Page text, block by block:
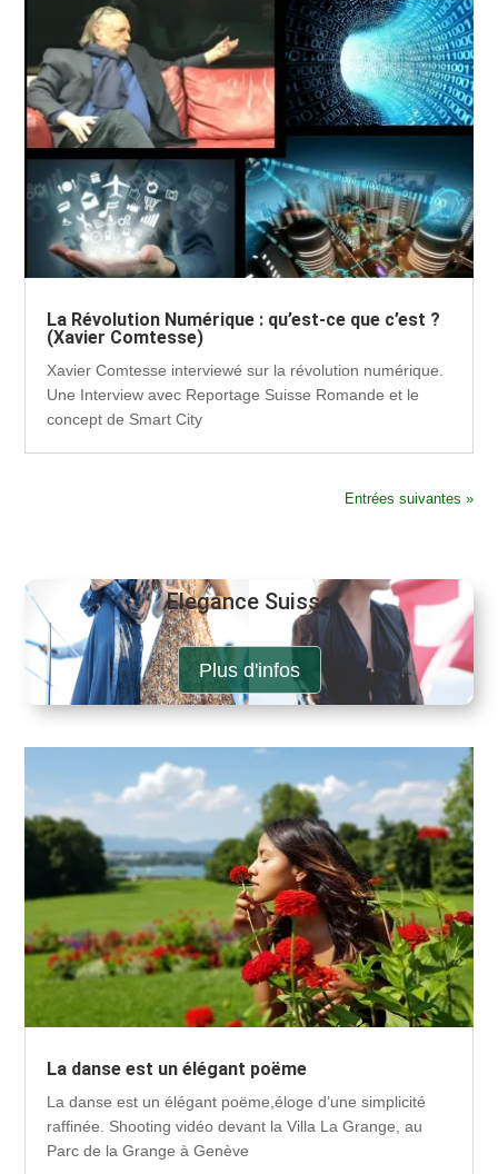
La Révolution Numérique : qu’est-ce que c’est ?
(Xavier Comtesse)
Xavier Comtesse interviewé sur la révolution numérique.
Une Interview avec Reportage Suisse Romande et le
concept de Smart City
Entrées suivantes »
Elegance Suisse
Plus d'infos
La danse est un élégant poëme
La danse est un élégant poëme,éloge d’une simplicité
raffinée. Shooting vidéo devant la Villa La Grange, au
Parc de la Grange à Genève